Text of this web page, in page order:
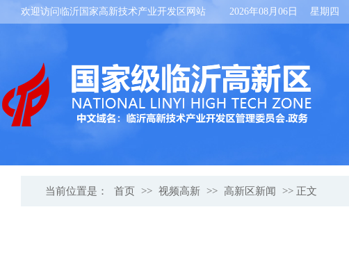
欢迎访问临沂国家高新技术产业开发区网站 2026年08月06日 星期四
当前位置是： 首页 >> 视频高新 >> 高新区新闻 >> 正文